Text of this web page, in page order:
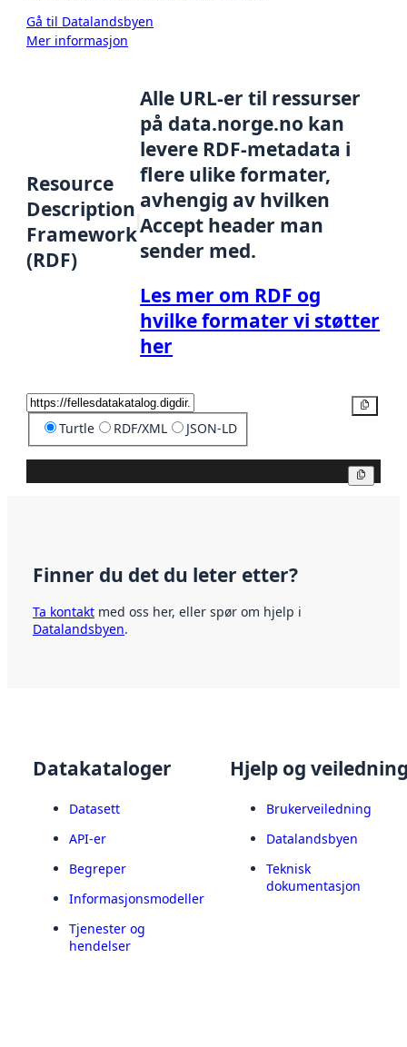
Gå til Datalandsbyen
Mer informasjon
Resource
Description
Framework
(RDF)
Alle URL-er til ressurser
på data.norge.no kan
levere RDF-metadata i
flere ulike formater,
avhengig av hvilken
Accept header man
sender med.
Les mer om RDF og
hvilke formater vi støtter
her
Turtle RDF/XML JSON-LD
Finner du det du leter etter?
Ta kontakt med oss her, eller spør om hjelp i
Datalandsbyen.
Datakataloger
Datasett
API-er
Begreper
Informasjonsmodeller
Tjenester og
hendelser
Hjelp og
Brukerveiledning
Datalandsbyen
Teknisk
dokumentasjon